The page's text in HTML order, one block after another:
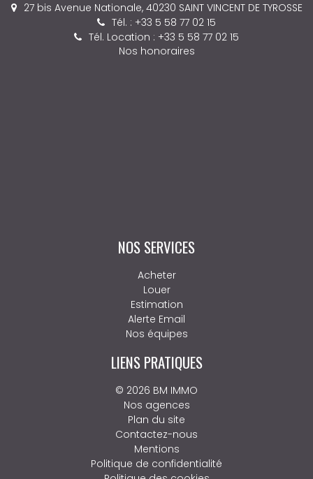
27 bis Avenue Nationale, 40230 SAINT VINCENT DE TYROSSE
Tél. : +33 5 58 77 02 15
Tél. Location : +33 5 58 77 02 15
Nos honoraires
NOS SERVICES
Acheter
Louer
Estimation
Alerte Email
Nos équipes
LIENS PRATIQUES
© 2026 BM IMMO
Nos agences
Plan du site
Contactez-nous
Mentions
Politique de confidentialité